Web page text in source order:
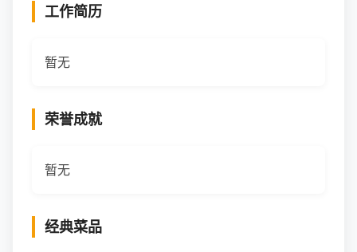
工作简历
暂无
荣誉成就
暂无
经典菜品